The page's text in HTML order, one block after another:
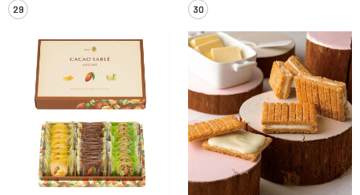
29 30